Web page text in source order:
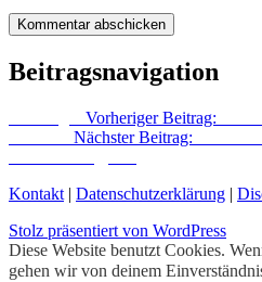
Beitragsnavigation
Vorheriger Beitrag:
Nächster Beitrag:
Kontakt | Datenschutzerklärung |
Stolz präsentiert von WordPress
Diese Website benutzt Cookies.
gehen wir von deinem